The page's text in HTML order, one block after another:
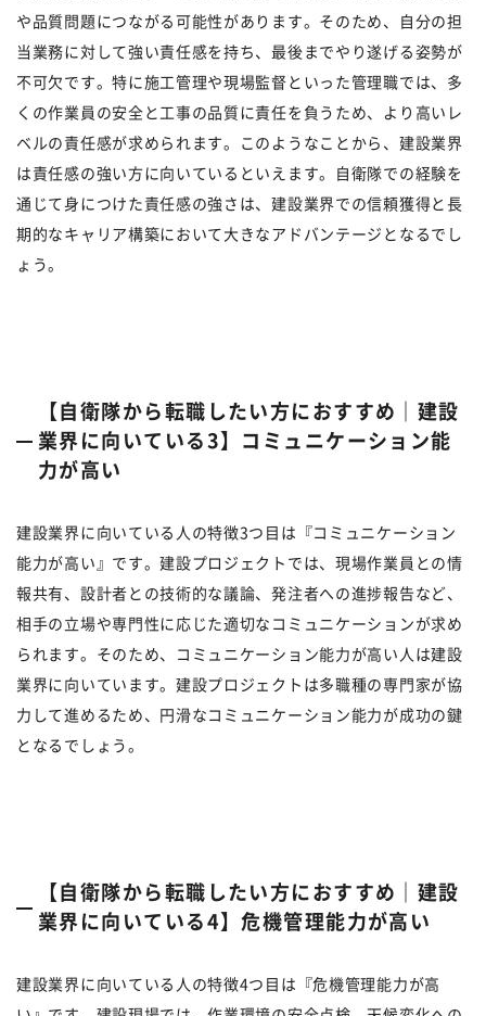
や品質問題につながる可能性があります。そのため、自分の担
当業務に対して強い責任感を持ち、最後までやり遂げる姿勢が
不可欠です。特に施工管理や現場監督といった管理職では、多
くの作業員の安全と工事の品質に責任を負うため、より高いレ
ベルの責任感が求められます。このようなことから、建設業界
は責任感の強い方に向いているといえます。自衛隊での経験を
通じて身につけた責任感の強さは、建設業界での信頼獲得と長
期的なキャリア構築において大きなアドバンテージとなるでし
ょう。
【自衛隊から転職したい方におすすめ｜建設
業界に向いている3】コミュニケーション能
力が高い
建設業界に向いている人の特徴3つ目は『コミュニケーション
能力が高い』です。建設プロジェクトでは、現場作業員との情
報共有、設計者との技術的な議論、発注者への進捗報告など、
相手の立場や専門性に応じた適切なコミュニケーションが求め
られます。そのため、コミュニケーション能力が高い人は建設
業界に向いています。建設プロジェクトは多職種の専門家が協
力して進めるため、円滑なコミュニケーション能力が成功の鍵
となるでしょう。
【自衛隊から転職したい方におすすめ｜建設
業界に向いている4】危機管理能力が高い
建設業界に向いている人の特徴4つ目は『危機管理能力が高